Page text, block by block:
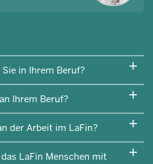
in Ihrem Beruf?
Ihrem Beruf?
der Arbeit im LaFin?
LaFin Menschen mit